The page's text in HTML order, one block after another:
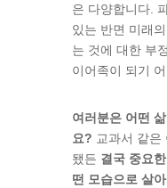
은 다양합니다.
있는 반면 미래
는 것에 대한 부
이어족이 되기
여러분은 어떤
요? 교과서 같은
됐든 결국 중요
떤 모습으로 살